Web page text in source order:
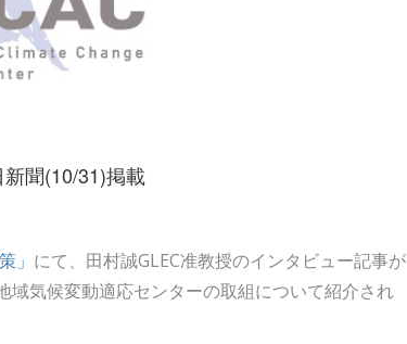
聞(10/31)掲載
」 にて、田村誠GLEC准教授のインタビュー記事が
気候変動適応センターの取組について紹介され